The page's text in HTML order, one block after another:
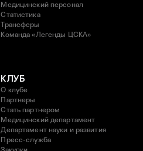
Медицинский персонал
Статистика
Трансферы
Команда «Легенды ЦСКА»
КЛУБ
О клубе
Партнеры
Стать партнером
Медицинский департамент
Департамент науки и развития
Пресс-служба